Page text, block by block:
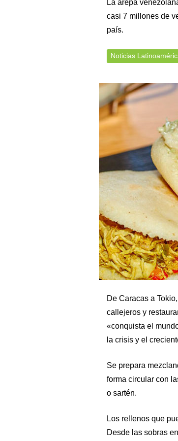
La arepa
casi 7 millones de
país.
Noticias
De Caracas a
callejeros y
«conquista el
la crisis y el
Se prepara
forma circular con
o sartén.
Los rellenos que
Desde las sobras